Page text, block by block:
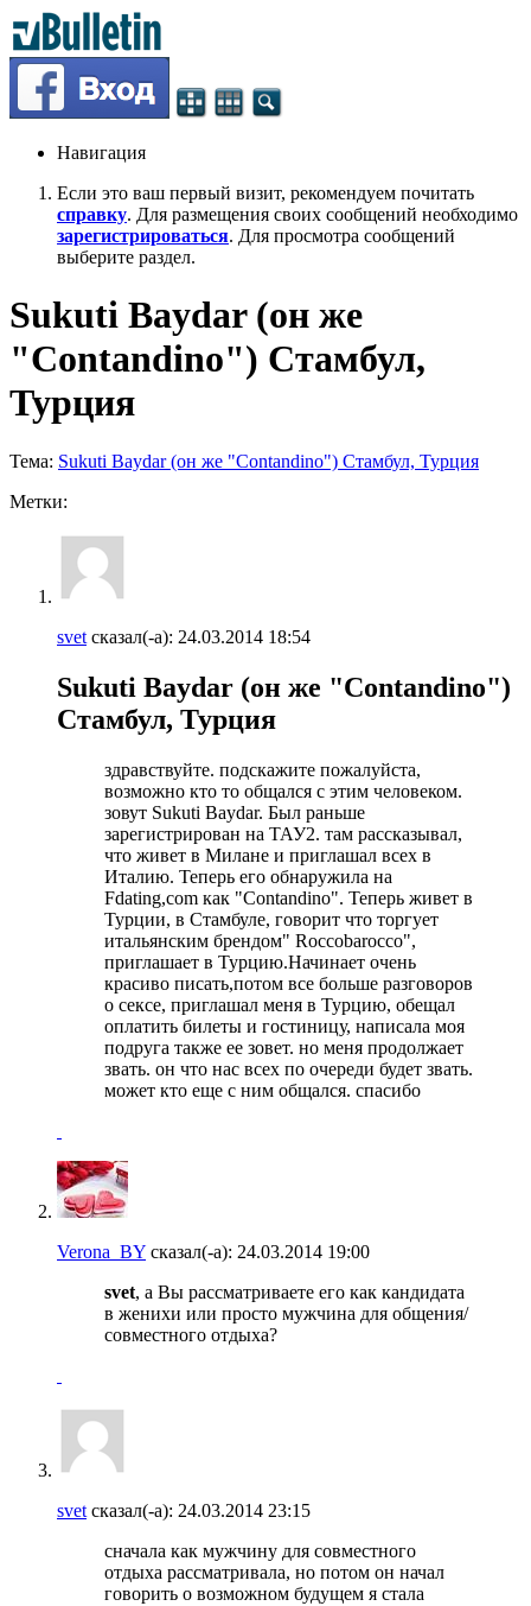
Навигация
Если это ваш первый визит, рекомендуем почитать
справку. Для размещения своих сообщений необходимо
зарегистрироваться. Для просмотра сообщений
выберите раздел.
Sukuti Baydar (он же
"Contandino") Стамбул,
Турция
Тема: Sukuti Baydar (он же "Contandino") Стамбул, Турция
Метки:
svet сказал(-а): 24.03.2014 18:54
Sukuti Baydar (он же "Contandino")
Стамбул, Турция
здравствуйте. подскажите пожалуйста,
возможно кто то общался с этим человеком.
зовут Sukuti Baydar. Был раньше
зарегистрирован на ТАУ2. там рассказывал,
что живет в Милане и приглашал всех в
Италию. Теперь его обнаружила на
Fdating,com как "Contandino". Теперь живет в
Турции, в Стамбуле, говорит что торгует
итальянским брендом" Roccobarocco",
приглашает в Турцию.Начинает очень
красиво писать,потом все больше разговоров
о сексе, приглашал меня в Турцию, обещал
оплатить билеты и гостиницу, написала моя
подруга также ее зовет. но меня продолжает
звать. он что нас всех по очереди будет звать.
может кто еще с ним общался. спасибо
Verona_BY сказал(-а): 24.03.2014 19:00
svet, а Вы рассматриваете его как кандидата
в женихи или просто мужчина для общения/
совместного отдыха?
svet сказал(-а): 24.03.2014 23:15
сначала как мужчину для совместного
отдыха рассматривала, но потом он начал
говорить о возможном будущем я стала